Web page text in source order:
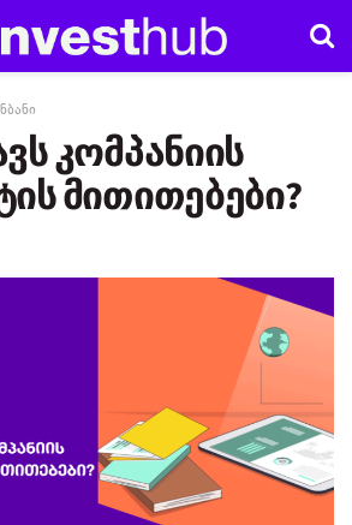
კომპანიის
მითითებები?